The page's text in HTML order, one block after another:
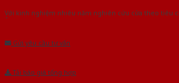
Với kinh nghiệm nhiêu năm nghiên cứu cửa theo tiêu
Gửi yêu cầu tư vấn
Tải báo giá tổng hợp